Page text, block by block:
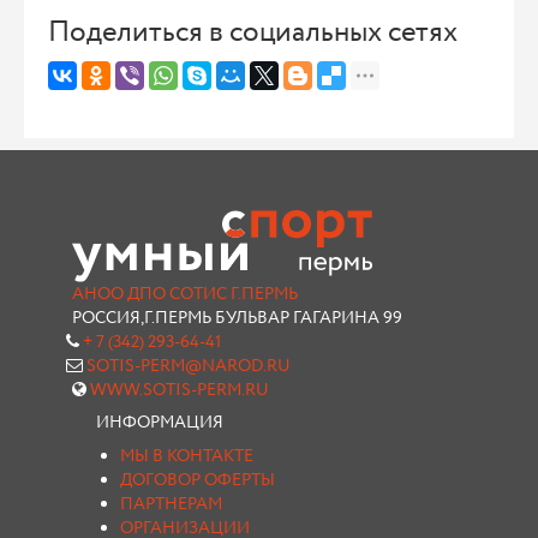
Поделиться в социальных сетях
АНОО ДПО СОТИС Г.ПЕРМЬ
РОССИЯ,Г.ПЕРМЬ БУЛЬВАР ГАГАРИНА 99
+ 7 (342) 293-64-41
SOTIS-PERM@NAROD.RU
WWW.SOTIS-PERM.RU
ИНФОРМАЦИЯ
МЫ В КОНТАКТЕ
ДОГОВОР ОФЕРТЫ
ПАРТНЕРАМ
ОРГАНИЗАЦИИ